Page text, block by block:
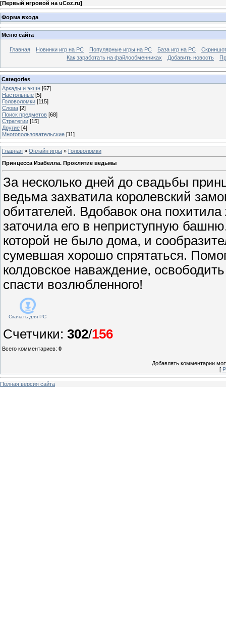
[Первый игровой на uCoz.ru]
Форма входа
Меню сайта
Главная Новинки игр на PC Популярные игры на PC База игр на РС
Как заработать на файлообменниках
Добавить новость
Categories
Аркады и экшн [67]
Настольные [5]
Головоломки [115]
Слова [2]
Поиск предметов [68]
Стратегии [15]
Другие [4]
Многопользовательские [11]
Главная » Онлайн игры » Головоломки
Принцесса Изабелла. Проклятие ведьмы
За несколько дней до свадьбы
ведьма захватила королевский
обитателей. Вдобавок она
заточила его в неприступную
которой не было дома, и
сумевшая хорошо спрятаться.
колдовское наваждение,
спасти возлюбленного!
Скачать для PC
Счетчики: 302/156
Всего комментариев: 0
Добавлять комментарии
[
Полная версия сайта